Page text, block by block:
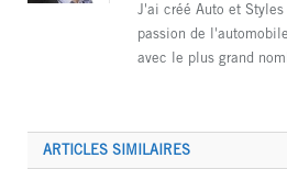
J'ai créé Auto et
passion de
avec le plus grand
ARTICLES SIMILAIRES